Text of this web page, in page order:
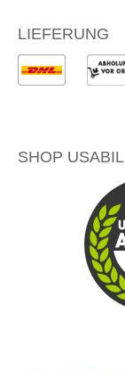
LIEFERUNG
SHOP